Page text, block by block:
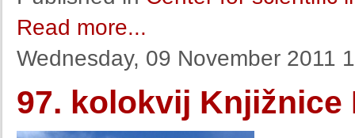
Read more...
Wednesday, 09 November 2011
97. kolokvij